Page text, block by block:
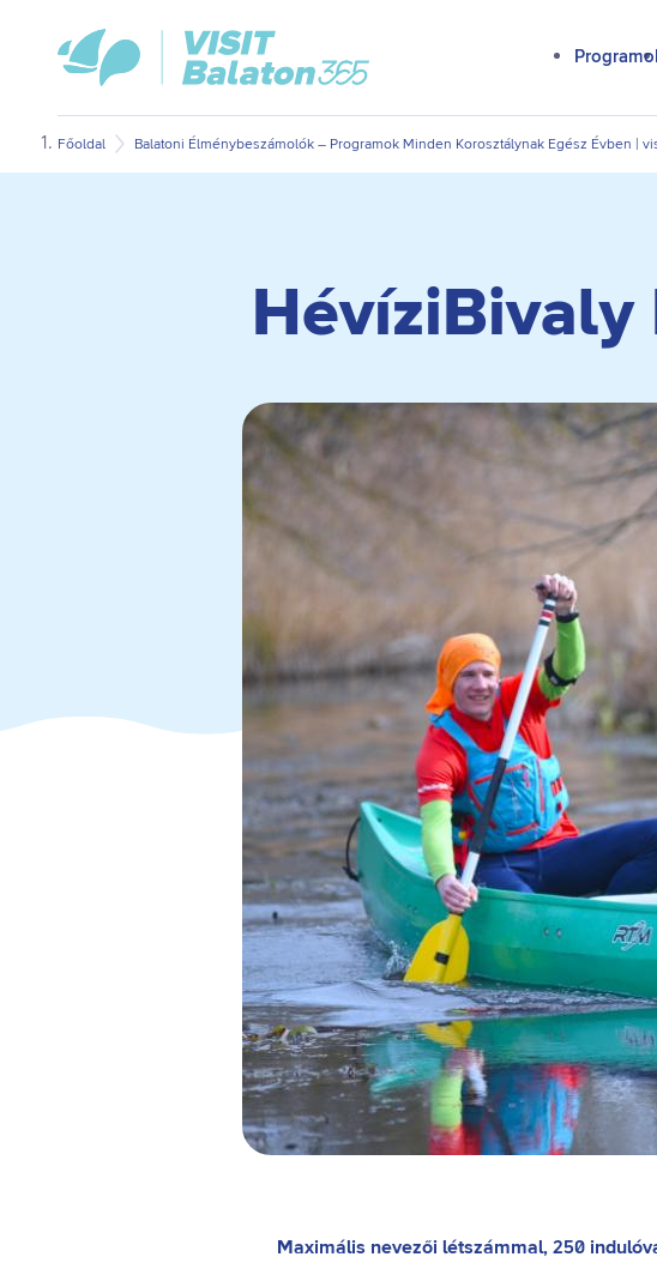
tartalomra
VisitBalaton365
kezdőlap
Főoldal Balatoni Élménybeszámolók – Programok Minden Korosztálynak Egész Évben |
Maximális nevezői létszámmal, 250